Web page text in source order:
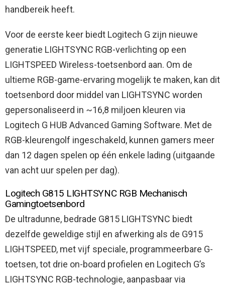
handbereik heeft.
Voor de eerste keer biedt Logitech G zijn nieuwe
generatie LIGHTSYNC RGB-verlichting op een
LIGHTSPEED Wireless-toetsenbord aan. Om de
ultieme RGB-game-ervaring mogelijk te maken, kan dit
toetsenbord door middel van LIGHTSYNC worden
gepersonaliseerd in ~16,8 miljoen kleuren via
Logitech G HUB Advanced Gaming Software. Met de
RGB-kleurengolf ingeschakeld, kunnen gamers meer
dan 12 dagen spelen op één enkele lading (uitgaande
van acht uur spelen per dag).
Logitech G815 LIGHTSYNC RGB Mechanisch
Gamingtoetsenbord
De ultradunne, bedrade G815 LIGHTSYNC biedt
dezelfde geweldige stijl en afwerking als de G915
LIGHTSPEED, met vijf speciale, programmeerbare G-
toetsen, tot drie on-board profielen en Logitech G’s
LIGHTSYNC RGB-technologie, aanpasbaar via